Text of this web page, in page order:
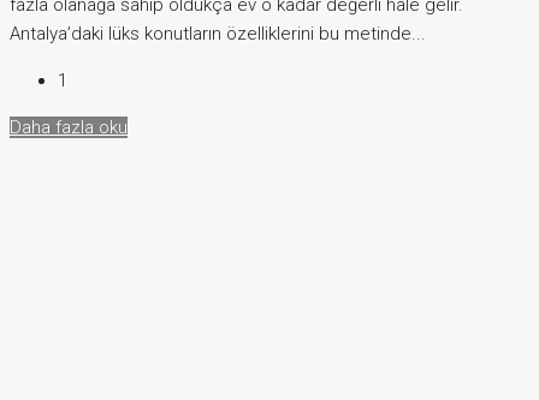
fazla olanağa sahip oldukça ev o kadar değerli hale gelir.
Antalya’daki lüks konutların özelliklerini bu metinde...
1
Daha fazla oku